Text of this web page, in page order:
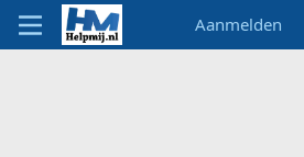
Aanmelden